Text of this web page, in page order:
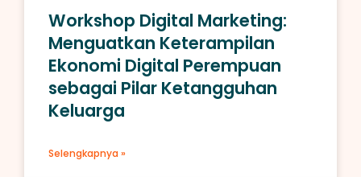
Workshop Digital Marketing:
Menguatkan Keterampilan
Ekonomi Digital Perempuan
sebagai Pilar Ketangguhan
Keluarga
Selengkapnya »